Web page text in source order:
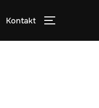
Kontakt